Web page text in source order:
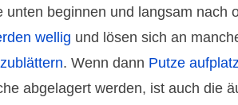
unten begin­nen und lang­sam nach
wellig und lösen sich an
. Wenn dann Putze
abge­lagert werden, ist auch die